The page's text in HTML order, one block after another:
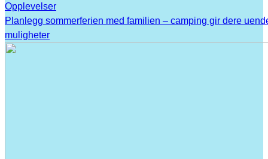
Opplevelser
Planlegg sommerferien med familien – camping gir dere
muligheter